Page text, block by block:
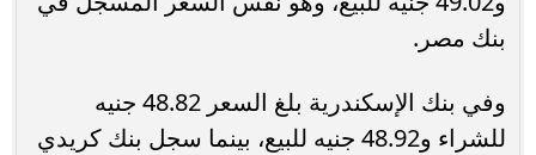
بنك مصر.
وفي بنك الإسكندرية بلغ السعر 48.82 جنيه
للشراء و48.92 جنيه للبيع، بينما سجل بنك كريدي